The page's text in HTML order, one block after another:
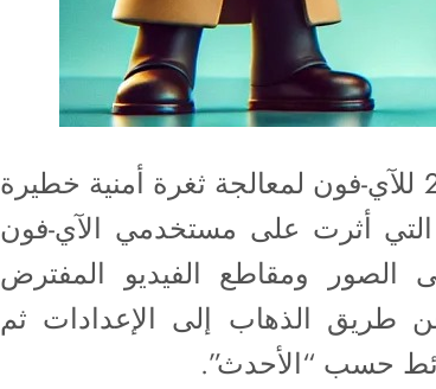
أطلق تطبيق واتساب تحديثاً جديداً برقم 25.2.3 للآي-فون لمعالجة ثغرة أمنية خطيرة
أثرت على مستخدمي الآي-فون
ومقاطع الفيديو المفترض
طريق الذهاب إلى الإعدادات ثم
حسب “الأحدث”.